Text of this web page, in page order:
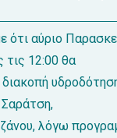
ότι αύριο
τις 12:00 θα
διακοπή
λόγω